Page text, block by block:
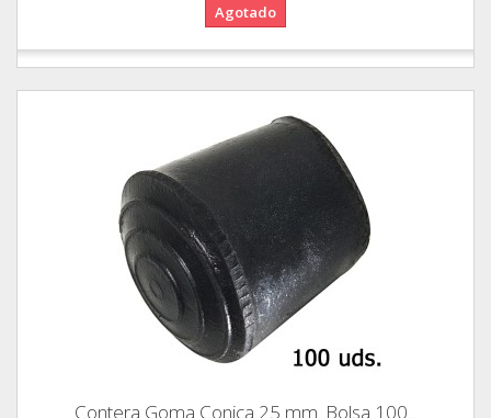
Agotado
Contera Goma Conica 25 mm. Bolsa 100...